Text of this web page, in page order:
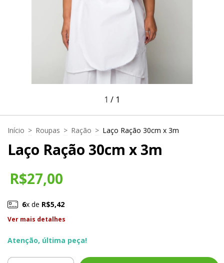
1 / 1
Início > Roupas > Ração > Laço Ração 30cm x 3m
Laço Ração 30cm x 3m
R$27,00
6x de R$5,42
Ver mais detalhes
Atenção, última peça!